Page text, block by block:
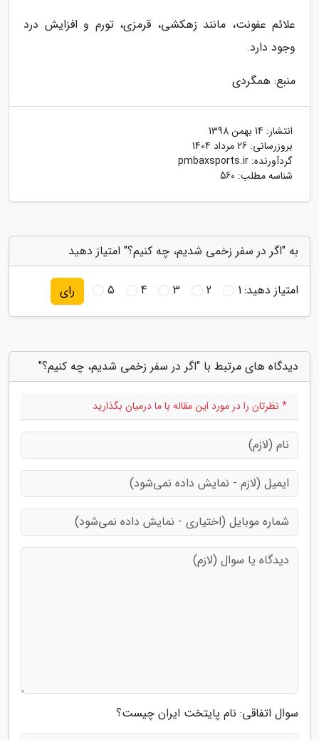
علائم عفونت، مانند زهکشی، قرمزی، تورم و افزایش درد
وجود دارد.
منبع: همگردی
انتشار: 14 بهمن 1398
بروزرسانی: 26 مرداد 1404
گردآورنده: pmbaxsports.ir
شناسه مطلب: 560
به "اگر در سفر زخمی شدیم، چه کنیم؟" امتیاز دهید
امتیاز دهید:1
2
3
4
5 رای
دیدگاه های مرتبط با "اگر در سفر زخمی شدیم، چه کنیم؟"
* نظرتان را در مورد این مقاله با ما درمیان بگذارید
سوال اتفاقی: نام پایتخت ایران چیست؟